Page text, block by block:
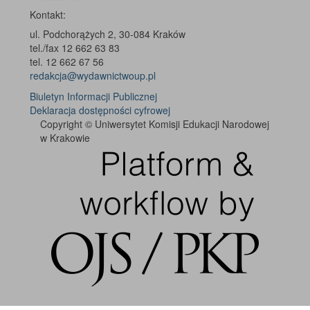
Kontakt:
ul. Podchorążych 2, 30-084 Kraków
tel./fax 12 662 63 83
tel. 12 662 67 56
redakcja@wydawnictwoup.pl
Biuletyn Informacji Publicznej
Deklaracja dostępności cyfrowej
Copyright © Uniwersytet Komisji Edukacji Narodowej
w Krakowie